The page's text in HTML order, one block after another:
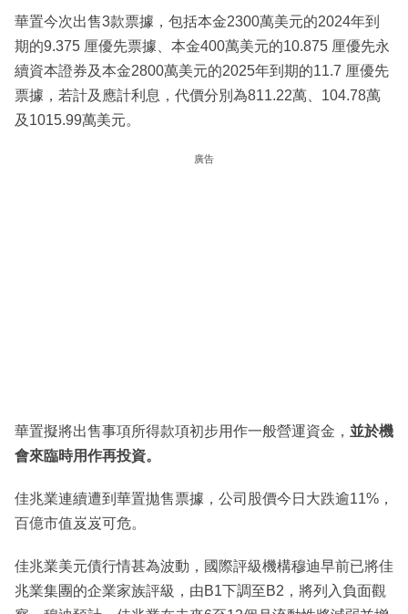
華置今次出售3款票據，包括本金2300萬美元的2024年到
期的9.375 厘優先票據、本金400萬美元的10.875 厘優先永
續資本證券及本金2800萬美元的2025年到期的11.7 厘優先
票據，若計及應計利息，代價分別為811.22萬、104.78萬
及1015.99萬美元。
廣告
華置擬將出售事項所得款項初步用作一般營運資金， 並於機
會來臨時用作再投資。
佳兆業連續遭到華置拋售票據，公司股價今日大跌逾11%，
百億市值岌岌可危。
佳兆業美元債行情甚為波動，國際評級機構穆迪早前已將佳
兆業集團的企業家族評級，由B1下調至B2，將列入負面觀